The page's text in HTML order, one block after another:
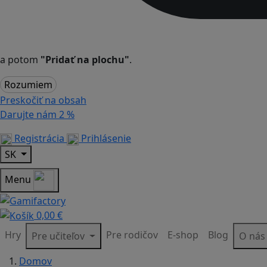
a potom "Pridať na plochu".
Rozumiem
Preskočiť na obsah
Darujte nám 2 %
Registrácia
Prihlásenie
SK
Menu
0,00 €
Hry
Pre učiteľov Pre rodičov E-shop Blog
O nás
Domov